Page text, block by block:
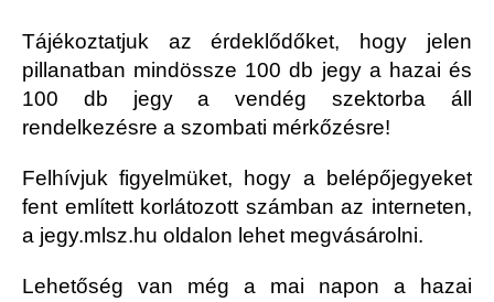
Tájékoztatjuk az érdeklődőket, hogy jelen
pillanatban mindössze 100 db jegy a hazai és
100 db jegy a vendég szektorba áll
rendelkezésre a szombati mérkőzésre!
Felhívjuk figyelmüket, hogy a belépőjegyeket
fent említett korlátozott számban az interneten,
a jegy.mlsz.hu oldalon lehet megvásárolni.
Lehetőség van még a mai napon a hazai